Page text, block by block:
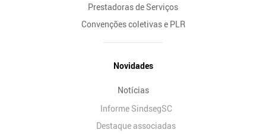
Prestadoras de Serviços
Convenções coletivas e PLR
Novidades
Notícias
Informe SindsegSC
Destaque associadas